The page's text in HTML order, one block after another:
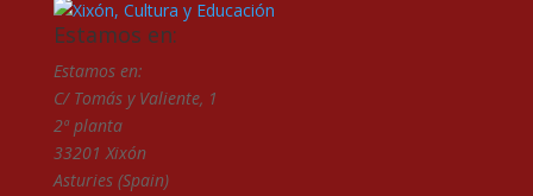
Estamos en:
Estamos en:
C/ Tomás y Valiente, 1
2ª planta
33201 Xixón
Asturies (Spain)